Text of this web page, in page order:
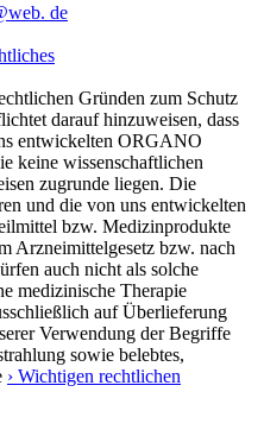
de
Gründen zum Schutz
darauf hinzuweisen, dass
entwickelten ORGANO
keine wissenschaftlichen
zugrunde liegen. Die
und die von uns entwickelten
bzw. Medizinprodukte
Arzneimittelgesetz bzw. nach
auch nicht als solche
medizinische Therapie
auf Überlieferung
Verwendung der Begriffe
sowie belebtes,
› Wichtigen rechtlichen